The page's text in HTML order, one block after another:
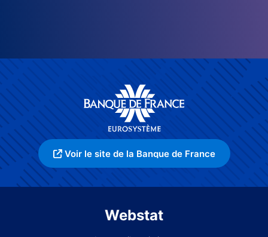
Voir le site de la Banque de France
Webstat